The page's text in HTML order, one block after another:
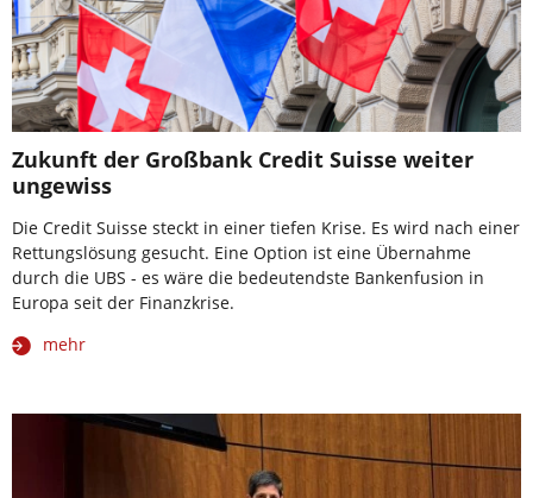
Zukunft der Großbank Credit Suisse weiter
ungewiss
Die Credit Suisse steckt in einer tiefen Krise. Es wird nach einer
Rettungslösung gesucht. Eine Option ist eine Übernahme
durch die UBS - es wäre die bedeutendste Bankenfusion in
Europa seit der Finanzkrise.
mehr